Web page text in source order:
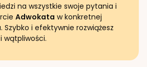
na wszystkie swoje pytania i
Adwokata w konkretnej
Szybko i efektywnie rozwiążesz
wątpliwości.